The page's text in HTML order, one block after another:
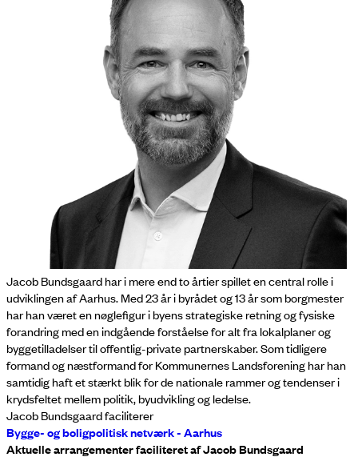
Jacob Bundsgaard har i mere end to årtier spillet en central rolle i
udviklingen af Aarhus. Med 23 år i byrådet og 13 år som borgmester
har han været en nøglefigur i byens strategiske retning og fysiske
forandring med en indgående forståelse for alt fra lokalplaner og
byggetilladelser til offentlig-private partnerskaber. Som tidligere
formand og næstformand for Kommunernes Landsforening har han
samtidig haft et stærkt blik for de nationale rammer og tendenser i
krydsfeltet mellem politik, byudvikling og ledelse.
Jacob Bundsgaard faciliterer
Bygge- og boligpolitisk netværk - Aarhus
Aktuelle arrangementer faciliteret af Jacob Bundsgaard